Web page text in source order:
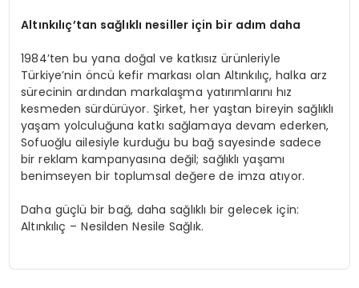
Altınkılıç’tan sağlıklı nesiller için bir adım daha
1984’ten bu yana doğal ve katkısız ürünleriyle
Türkiye’nin öncü kefir markası olan Altınkılıç, halka arz
sürecinin ardından markalaşma yatırımlarını hız
kesmeden sürdürüyor. Şirket, her yaştan bireyin sağlıklı
yaşam yolculuğuna katkı sağlamaya devam ederken,
Sofuoğlu ailesiyle kurduğu bu bağ sayesinde sadece
bir reklam kampanyasına değil; sağlıklı yaşamı
benimseyen bir toplumsal değere de imza atıyor.
Daha güçlü bir bağ, daha sağlıklı bir gelecek için:
Altınkılıç – Nesilden Nesile Sağlık.